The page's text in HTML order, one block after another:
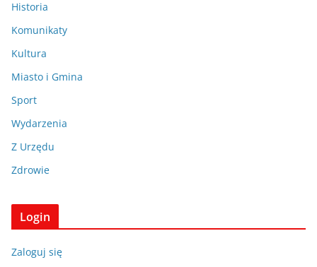
Historia
Komunikaty
Kultura
Miasto i Gmina
Sport
Wydarzenia
Z Urzędu
Zdrowie
Login
Zaloguj się